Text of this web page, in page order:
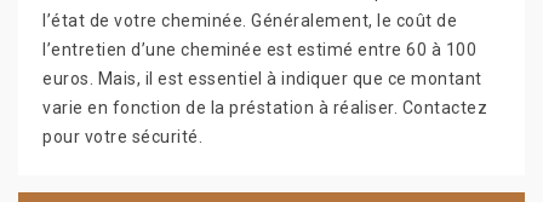
l’état de votre cheminée. Généralement, le coût de
l’entretien d’une cheminée est estimé entre 60 à 100
euros. Mais, il est essentiel à indiquer que ce montant
varie en fonction de la préstation à réaliser. Contactez
pour votre sécurité.